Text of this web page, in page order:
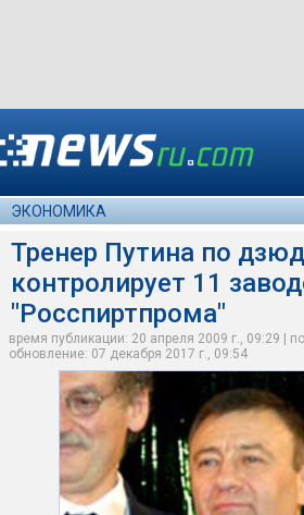
ЭКОНОМИКА
Тренер Путина по
контролирует 11
"Росспиртпрома"
время публикации: 20 апреля 2009 г., 09:29 |
обновление: 07 декабря 2017 г., 09:54